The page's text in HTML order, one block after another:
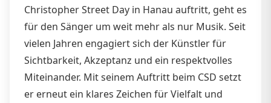
Christopher Street Day in Hanau auftritt, geht es
für den Sänger um weit mehr als nur Musik. Seit
vielen Jahren engagiert sich der Künstler für
Sichtbarkeit, Akzeptanz und ein respektvolles
Miteinander. Mit seinem Auftritt beim CSD setzt
er erneut ein klares Zeichen für Vielfalt und